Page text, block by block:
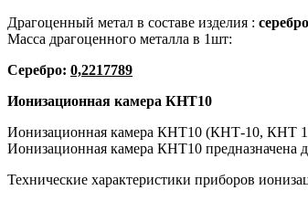
Драгоценный метал в составе изделия :
Масса драгоценного металла в 1шт:
Серебро: 0,2217789
Ионизационная камера КНT10
Ионизационная камера КНТ10 (КНТ-10, КНТ
Ионизационная камера КНТ10 предназначена
Технические характеристики приборов